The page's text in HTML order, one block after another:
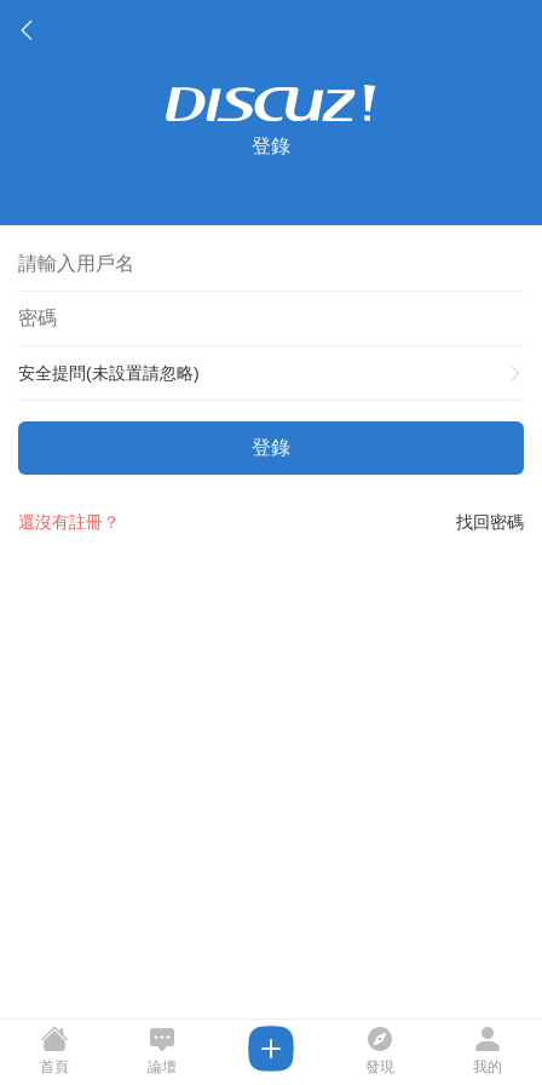
登錄
安全提問(未設置請忽略)
登錄
找回密碼
還沒有註冊？
首頁 論壇 發現 我的